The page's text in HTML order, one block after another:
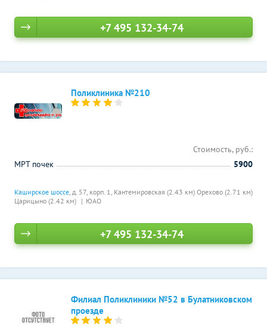
+7 495 132-34-74
Поликлиника №210
Каширское шоссе, д. 57, корп. 1, Кантемировская (2.43 км) Орехово (2.71 км)
Царицыно (2.42 км)
ЮАО
Стоимость, руб.:
МРТ почек
5900
+7 495 132-34-74
Филиал Поликлиники №52 в Булатниковском
проезде